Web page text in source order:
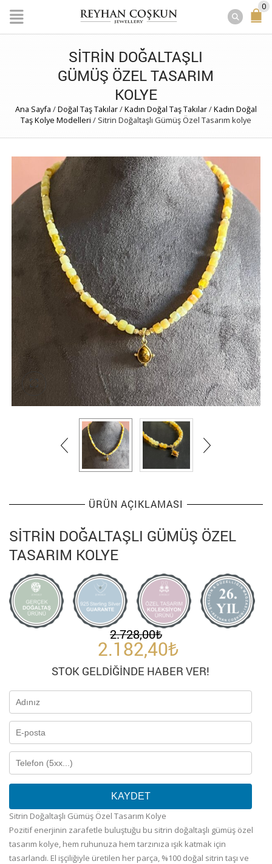
0
SITRIN DOĞALTAŞLI
GÜMÜŞ ÖZEL TASARIM
KOLYE
Ana Sayfa /Doğal Taş Takılar/Kadın Doğal Taş Takılar/Kadın Doğal
Taş Kolye Modelleri / Sitrin Doğaltaşlı Gümüş Özel Tasarım kolye
ÜRÜN AÇIKLAMASI
SITRIN DOĞALTAŞLI GÜMÜŞ ÖZEL
TASARIM KOLYE
2.728,00₺
2.182,40₺
STOK GELDIĞINDE HABER VER!
KAYDET
Sitrin Doğaltaşlı Gümüş Özel Tasarım Kolye
Pozitif enerjinin zarafetle buluştuğu bu sitrin doğaltaşlı gümüş özel
tasarım kolye, hem ruhunuza hem tarzınıza ışık katmak için
tasarlandı. El işçiliğiyle üretilen her parça, %100 doğal sitrin taşı ve